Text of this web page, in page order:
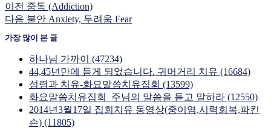
이전 중독 (Addiction)
다음 불안 Anxiety, 두려움 Fear
가장 많이 본 글
하나님 가까이 (47234)
44,45년만에 듣게 되었습니다. 귀머거리 치유 (16684)
성령과 치유-화요말씀치유집회 (13599)
화요말씀치유집회_주님의 말씀을 듣고 말하라 (12550)
2014년3월17일 집회치유 동영상(중이염,시력회복,파킨
슨) (11805)